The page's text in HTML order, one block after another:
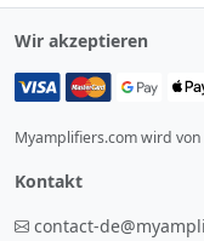
Wir akzeptieren
Myamplifiers.com wird
Kontakt
contact-